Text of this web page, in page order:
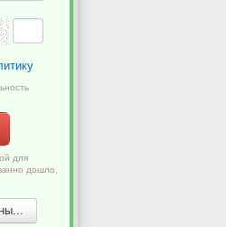
для
дошло,